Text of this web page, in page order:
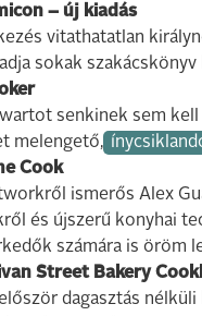
– új kiadás
vitathatatlan
sokak szakácskönyv
senkinek sem
melengető,
Cook
ismerős Alex
és újszerű konyhai
számára is öröm
Street Bakery
dagasztás